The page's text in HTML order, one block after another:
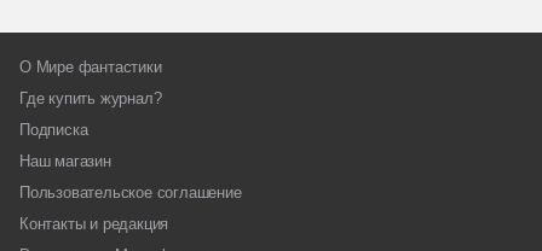
О Мире фантастики
Где купить журнал?
Подписка
Наш магазин
Пользовательское соглашение
Контакты и редакция